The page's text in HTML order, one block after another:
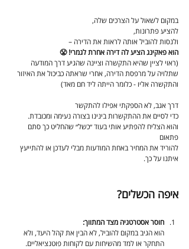
במקום לשאול על הצרכים שלה,
להציע פתרונות,
ולנסות להוביל אותה לראות את הדירה –
הוא פאקינג הציע לה דירה אחרת לגמרי! 😤
(ראוי לציין שהיא התקשרה וציינה שהגיע דרך המודעה
שתלויה על מרפסת הדירה, אחרי שראתה כביכול את האיזור
והתקשרה אליו - כלומר הייתה ליד חם מאד)
דרך אגב, לא הספקתי אפילו להתקשר
כדי לסיים את ההתקשרות בינינו בצורה נעימה ומכובדת.
והוא הצליח להפתיע אותי בעוד ״כשל״ שהחליט כך סתם
פתאום
להוריד את המחיר באחת המודעות מבלי לעדכן או להתייעץ
איתנו על כך.
איפה הכשלים?
חוסר אסטרטגיה מצד המתווך:
הוא הגיב במקום להוביל, לא הבין את קהל היעד, ולא
התחקר או למד מהשיחות עם לקוחות פוטנציאליים.